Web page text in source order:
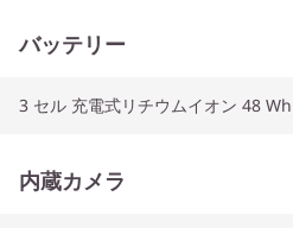
バッテリー
3 セル 充電式リチウムイオン 48 Wh
内蔵カメラ